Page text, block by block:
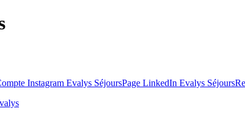
Instagram Evalys SéjoursPage LinkedIn Evalys Séjours